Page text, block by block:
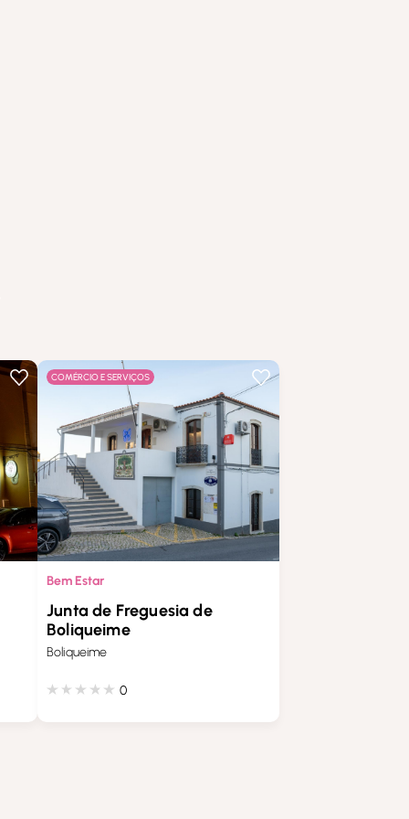
COMÉRCIO E SERVIÇOS
Bem Estar
Junta de Freguesia de
Boliqueime
Boliqueime
0